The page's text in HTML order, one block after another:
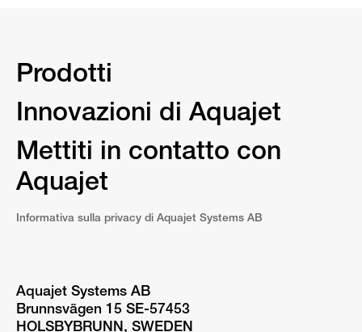
Prodotti
Innovazioni di Aquajet
Mettiti in contatto con
Aquajet
Informativa sulla privacy di Aquajet Systems AB
Aquajet Systems AB
Brunnsvägen 15 SE-57453
HOLSBYBRUNN, SWEDEN